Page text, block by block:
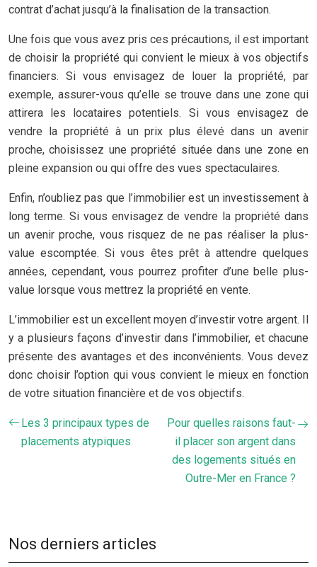
contrat d’achat jusqu’à la finalisation de la transaction.
Une fois que vous avez pris ces précautions, il est important
de choisir la propriété qui convient le mieux à vos objectifs
financiers. Si vous envisagez de louer la propriété, par
exemple, assurer-vous qu’elle se trouve dans une zone qui
attirera les locataires potentiels. Si vous envisagez de
vendre la propriété à un prix plus élevé dans un avenir
proche, choisissez une propriété située dans une zone en
pleine expansion ou qui offre des vues spectaculaires.
Enfin, n’oubliez pas que l’immobilier est un investissement à
long terme. Si vous envisagez de vendre la propriété dans
un avenir proche, vous risquez de ne pas réaliser la plus-
value escomptée. Si vous êtes prêt à attendre quelques
années, cependant, vous pourrez profiter d’une belle plus-
value lorsque vous mettrez la propriété en vente.
L’immobilier est un excellent moyen d’investir votre argent. Il
y a plusieurs façons d’investir dans l’immobilier, et chacune
présente des avantages et des inconvénients. Vous devez
donc choisir l’option qui vous convient le mieux en fonction
de votre situation financière et de vos objectifs.
Les 3 principaux types de
placements atypiques
Pour quelles raisons faut-
il placer son argent dans
des logements situés en
Outre-Mer en France ?
Nos derniers articles